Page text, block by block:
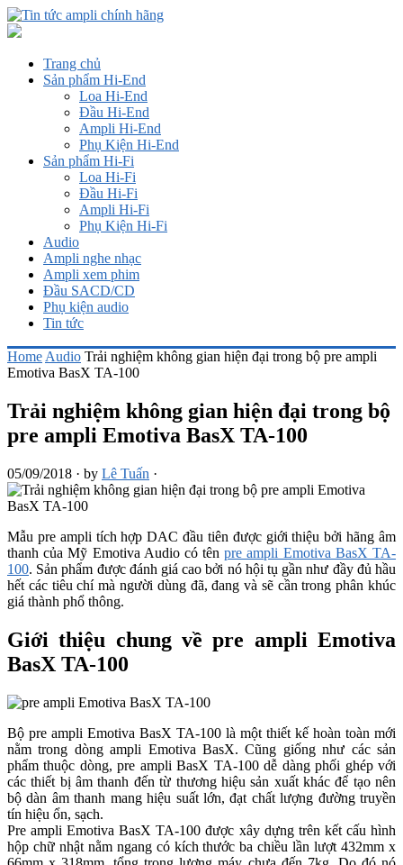
Trang chủ
Sản phẩm Hi-End
Loa Hi-End
Đầu Hi-End
Ampli Hi-End
Phụ Kiện Hi-End
Sản phẩm Hi-Fi
Loa Hi-Fi
Đầu Hi-Fi
Ampli Hi-Fi
Phụ Kiện Hi-Fi
Audio
Ampli nghe nhạc
Ampli xem phim
Đầu SACD/CD
Phụ kiện audio
Tin tức
Home Audio Trải nghiệm không gian hiện đại trong bộ pre ampli
Emotiva BasX TA-100
Trải nghiệm không gian hiện đại trong bộ
pre ampli Emotiva BasX TA-100
05/09/2018 · by Lê Tuấn ·
Mẫu pre ampli tích hợp DAC đầu tiên được giới thiệu bởi hãng âm
thanh của Mỹ Emotiva Audio có tênpre ampli Emotiva BasX TA-
100. Sản phẩm được đánh giá cao bởi nó hội tụ gần như đầy đủ hầu
hết các tiêu chí mà người dùng đã, đang và sẽ cần trong phân khúc
giá thành phổ thông.
Giới thiệu chung về pre ampli Emotiva
BasX TA-100
Bộ pre ampli Emotiva BasX TA-100 là một thiết kế hoàn toàn mới
nằm trong dòng ampli Emotiva BasX. Cũng giống như các sản
phẩm thuộc dòng, pre ampli BasX TA-100 dễ dàng phối ghép với
các thiết bị âm thanh đến từ thương hiệu sản xuất khác để tạo nên
bộ dàn âm thanh mang hiệu suất lớn, đạt chất lượng đường truyền
tín hiệu ổn, sạch.
Pre ampli Emotiva BasX TA-100 được xây dựng trên kết cấu hình
hộp chữ nhật nằm ngang có kích thước ba chiều lần lượt 432mm x